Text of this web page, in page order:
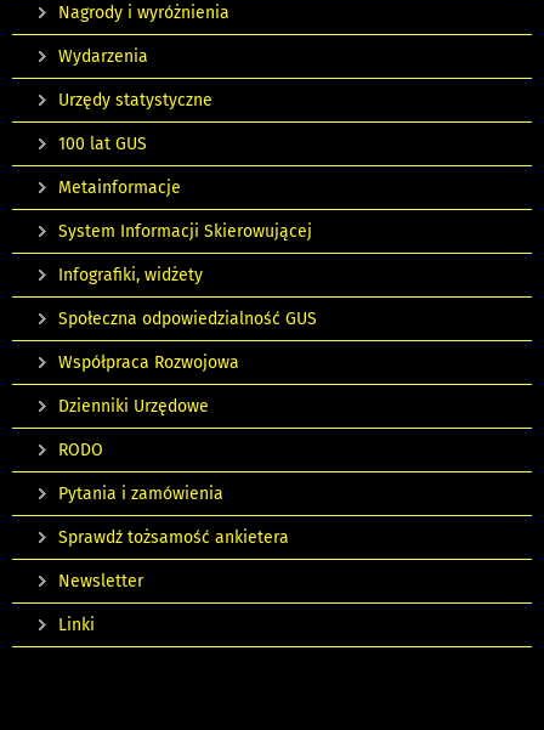
Nagrody i wyróżnienia
Wydarzenia
Urzędy statystyczne
100 lat GUS
Metainformacje
System Informacji Skierowującej
Infografiki, widżety
Społeczna odpowiedzialność GUS
Współpraca Rozwojowa
Dzienniki Urzędowe
RODO
Pytania i zamówienia
Sprawdź tożsamość ankietera
Newsletter
Linki